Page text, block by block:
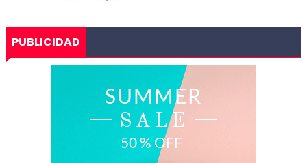
PUBLICIDAD